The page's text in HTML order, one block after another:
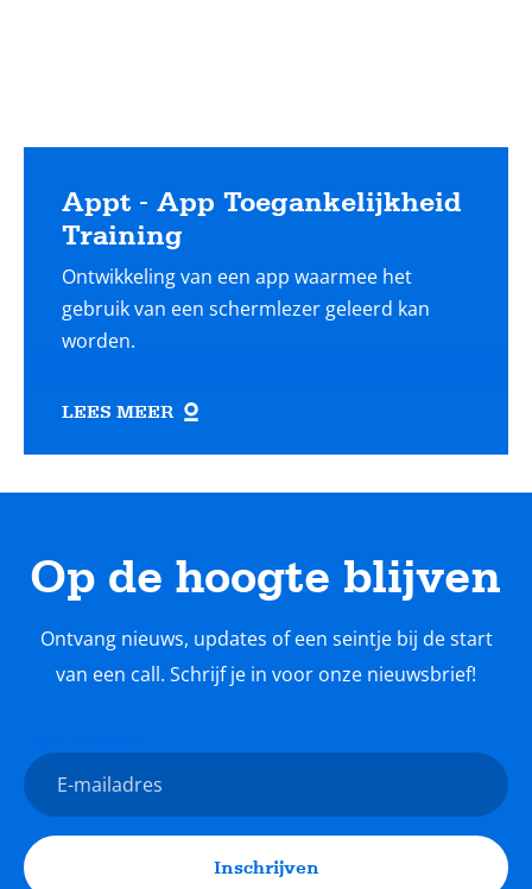
Appt - App Toegankelijkheid
Training
Ontwikkeling van een app waarmee het
gebruik van een schermlezer geleerd kan
worden.
LEES MEER
Op de hoogte blijven
Ontvang nieuws, updates of een seintje bij de start
van een call. Schrijf je in voor onze nieuwsbrief!
E-
mailadres
Inschrijven